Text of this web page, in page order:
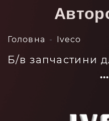
Головна Iveco
Б/в запчастини
...